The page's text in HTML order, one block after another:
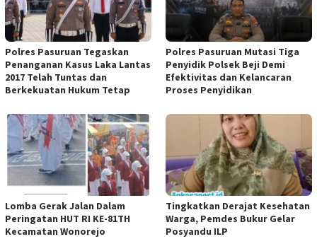
Polres Pasuruan Tegaskan
Penanganan Kasus Laka Lantas
2017 Telah Tuntas dan
Berkekuatan Hukum Tetap
Polres Pasuruan Mutasi Tiga
Penyidik Polsek Beji Demi
Efektivitas dan Kelancaran
Proses Penyidikan
Lomba Gerak Jalan Dalam
Peringatan HUT RI KE-81TH
Kecamatan Wonorejo
Tingkatkan Derajat Kesehatan
Warga, Pemdes Bukur Gelar
Posyandu ILP